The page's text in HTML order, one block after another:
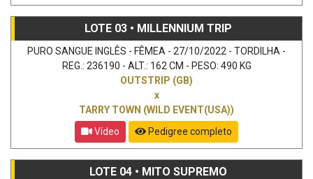
LOTE 03 • MILLENNIUM TRIP
PURO SANGUE INGLÊS - FÊMEA - 27/10/2022 - TORDILHA -
REG.: 236190 - ALT.: 162 CM - PESO: 490 KG
OUTSTRIP (GB)
x
TARRY TOWN (WILD EVENT(USA))
Vídeo
Pedigree completo
LOTE 04 • MITO SUPREMO